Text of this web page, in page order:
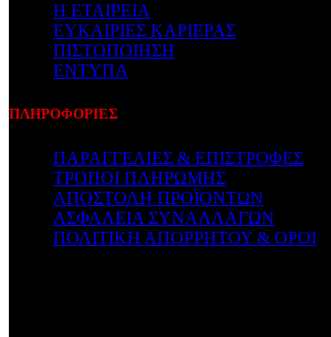
Η ΕΤΑΙΡΕΙΑ
ΕΥΚΑΙΡΙΕΣ ΚΑΡΙΕΡΑΣ
ΠΙΣΤΟΠΟΙΗΣΗ
ΕΝΤΥΠΑ
ΠΛΗΡΟΦΟΡΙΕΣ
ΠΑΡΑΓΓΕΛΙΕΣ & ΕΠΙΣΤΡΟΦΕΣ
ΤΡΟΠΟΙ ΠΛΗΡΩΜΗΣ
ΑΠΟΣΤΟΛΗ ΠΡΟΪΟΝΤΩΝ
ΑΣΦΑΛΕΙΑ ΣΥΝΑΛΛΑΓΩΝ
ΠΟΛΙΤΙΚΗ ΑΠΟΡΡΗΤΟΥ & ΟΡΟΙ